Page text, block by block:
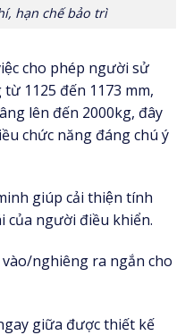
hạn chế bảo trì
cho phép người sử
1125 đến 1173 mm,
lên đến 2000kg, đây
chức năng đáng chú ý
giúp cải thiện tính
của người điều khiển.
nghiêng ra ngắn cho
giữa được thiết kế